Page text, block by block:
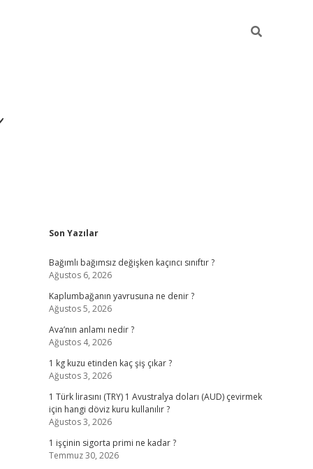
Sidebar
Son Yazılar
Bağımlı bağımsız değişken kaçıncı sınıftır ?
Ağustos 6, 2026
Kaplumbağanın yavrusuna ne denir ?
Ağustos 5, 2026
Ava’nın anlamı nedir ?
Ağustos 4, 2026
1 kg kuzu etinden kaç şiş çıkar ?
Ağustos 3, 2026
1 Türk lirasını (TRY) 1 Avustralya doları (AUD) çevirmek
için hangi döviz kuru kullanılır ?
Ağustos 3, 2026
1 işçinin sigorta primi ne kadar ?
Temmuz 30, 2026